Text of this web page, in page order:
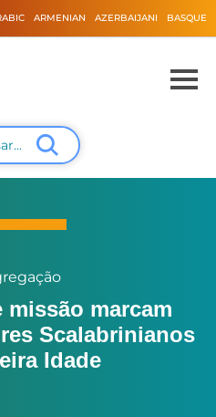
ARMENIAN AZERBAIJANI BASQUE
missão marcam
Scalabrinianos
Idade